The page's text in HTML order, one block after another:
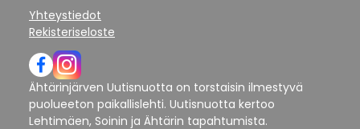
Yhteystiedot
Rekisteriseloste
Ähtärinjärven Uutisnuotta on torstaisin ilmestyvä
puolueeton paikallislehti. Uutisnuotta kertoo
Lehtimäen, Soinin ja Ähtärin tapahtumista.